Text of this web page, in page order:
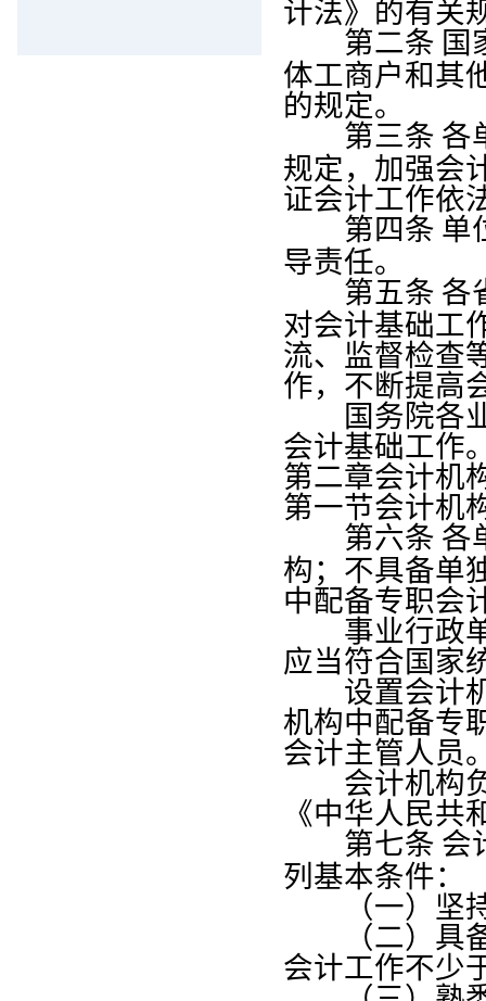
计法》的有关
第二条 国
体工商户和其
的规定。
第三条 各
规定，加强会
证会计工作依
第四条 单
导责任。
第五条 各
对会计基础工
流、监督检查
作，不断提高
国务院各业
会计基础工作
第二章会计机
第一节会计机
第六条 各
构；不具备单
中配备专职会
事业行政单
应当符合国家
设置会计机
机构中配备专
会计主管人员
会计机构负
《中华人民
第七条 会
列基本条件：
（一）坚持
（二）具备
会计工作不少